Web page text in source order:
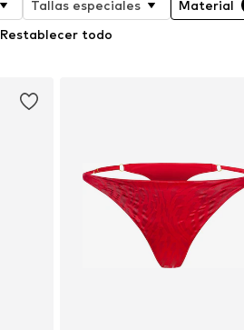
Tallas especiales Material
Restablecer todo